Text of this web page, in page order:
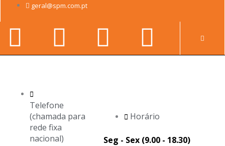
content
geral@spm.com.pt
Facebook-
f
Youtube
Linkedin-
in
Telefone
(chamada para
rede fixa
nacional)
Horário
Seg - Sex (9.00 - 18.30)